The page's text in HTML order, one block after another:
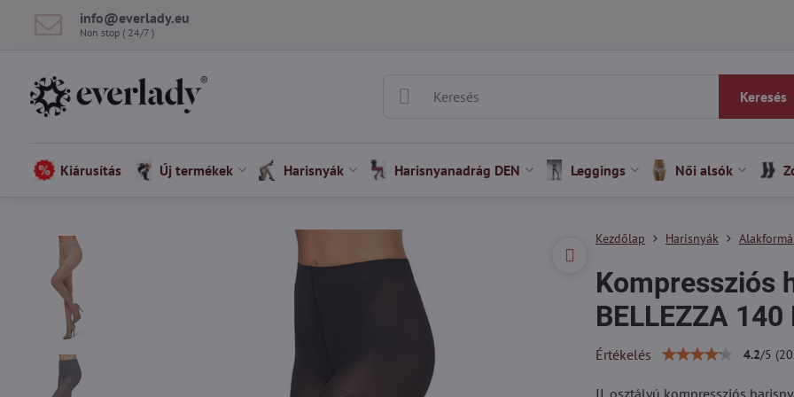
info​@everlady​.eu
Non stop ( 24/7 )
Keresés
Kiárusítás Új termékek Harisnyák Harisnyanadrág DEN Leggings Női alsók
Kezdőlap Harisnyák
Kompressziós
BELLEZZA
Értékelés 4.2/5 (20
II. osztályú kompressziós